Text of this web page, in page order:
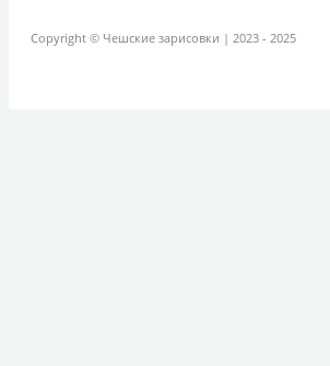
Copyright © Чешские зарисовки | 2023 - 2025